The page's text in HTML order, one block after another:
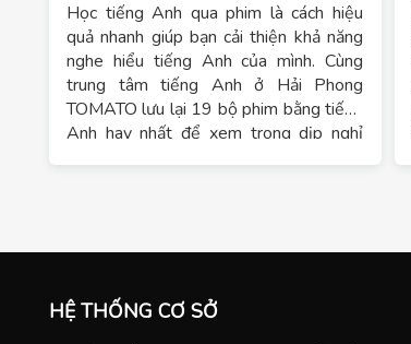
Học tiếng Anh qua phim là cách hiệu
quả nhanh giúp bạn cải thiện khả năng
nghe hiểu tiếng Anh của mình. Cùng
trung tâm tiếng Anh ở Hải Phong
TOMATO lưu lại 19 bộ phim bằng tiếng
Anh hay nhất để xem trong dịp nghỉ
HỆ THỐNG CƠ SỞ